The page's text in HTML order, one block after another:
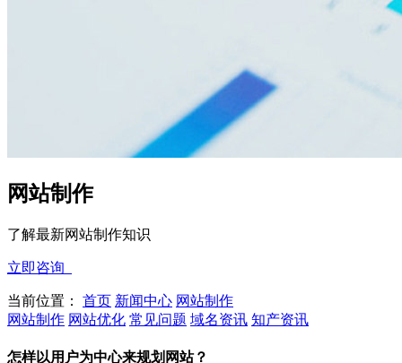
网站制作
了解最新网站制作知识
立即咨询
当前位置： 首页 新闻中心 网站制作
网站制作 网站优化 常见问题 域名资讯 知产资讯
怎样以用户为中心来规划网站？